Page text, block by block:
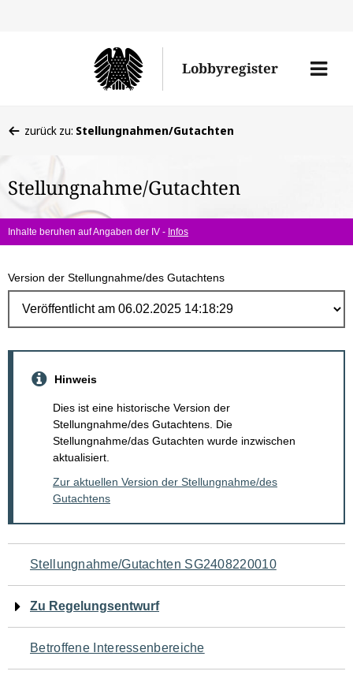
Lobbyregister
Menü
befinden
hier:
zurück zu: Stellungnahmen/Gutachten
Stellungnahme/Gutachten
Inhalte beruhen auf Angaben der IV - Infos
Version der Stellungnahme/des Gutachtens
Hinweis
Dies ist eine historische Version der
Stellungnahme/des Gutachtens. Die
Stellungnahme/das Gutachten wurde inzwischen
aktualisiert.
Zur aktuellen Version der Stellungnahme/des
Gutachtens
Navigation
für
den
Seiteninhalt
Stellungnahme/Gutachten SG2408220010
Zu Regelungsentwurf
Betroffene Interessenbereiche